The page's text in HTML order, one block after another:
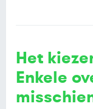
Het
Enkele